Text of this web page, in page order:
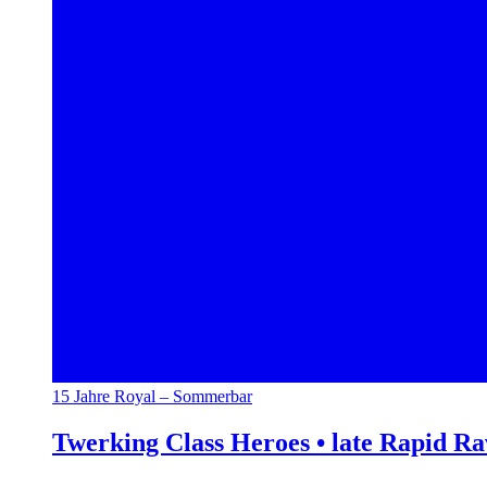
15 Jahre Royal – Sommerbar
Twerking Class Heroes • late Rapid